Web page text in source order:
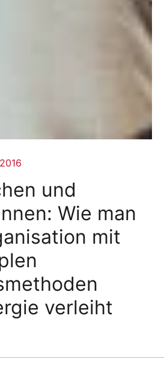
und
Wie man
mit
verleiht